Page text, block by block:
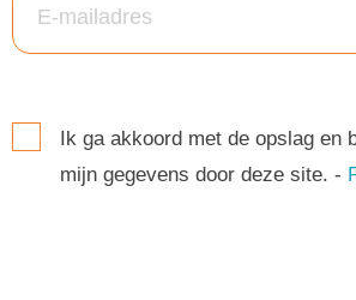
Ik ga akkoord met de opslag en
mijn gegevens door deze site. -